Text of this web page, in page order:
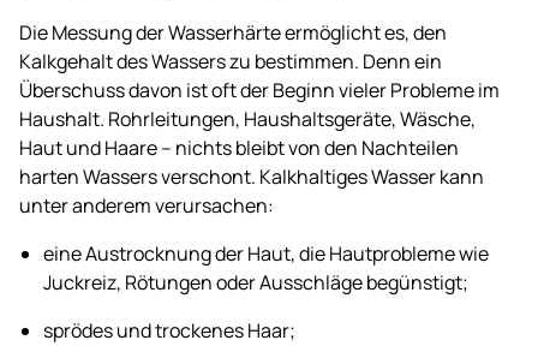
Die Messung der Wasserhärte ermöglicht es, den
Kalkgehalt des Wassers zu bestimmen. Denn ein
Überschuss davon ist oft der Beginn vieler Probleme im
Haushalt. Rohrleitungen, Haushaltsgeräte, Wäsche,
Haut und Haare – nichts bleibt von den Nachteilen
harten Wassers verschont. Kalkhaltiges Wasser kann
unter anderem verursachen:
eine Austrocknung der Haut, die Hautprobleme wie
Juckreiz, Rötungen oder Ausschläge begünstigt;
sprödes und trockenes Haar;